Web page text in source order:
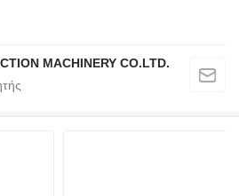
MACHINERY CO.LTD.